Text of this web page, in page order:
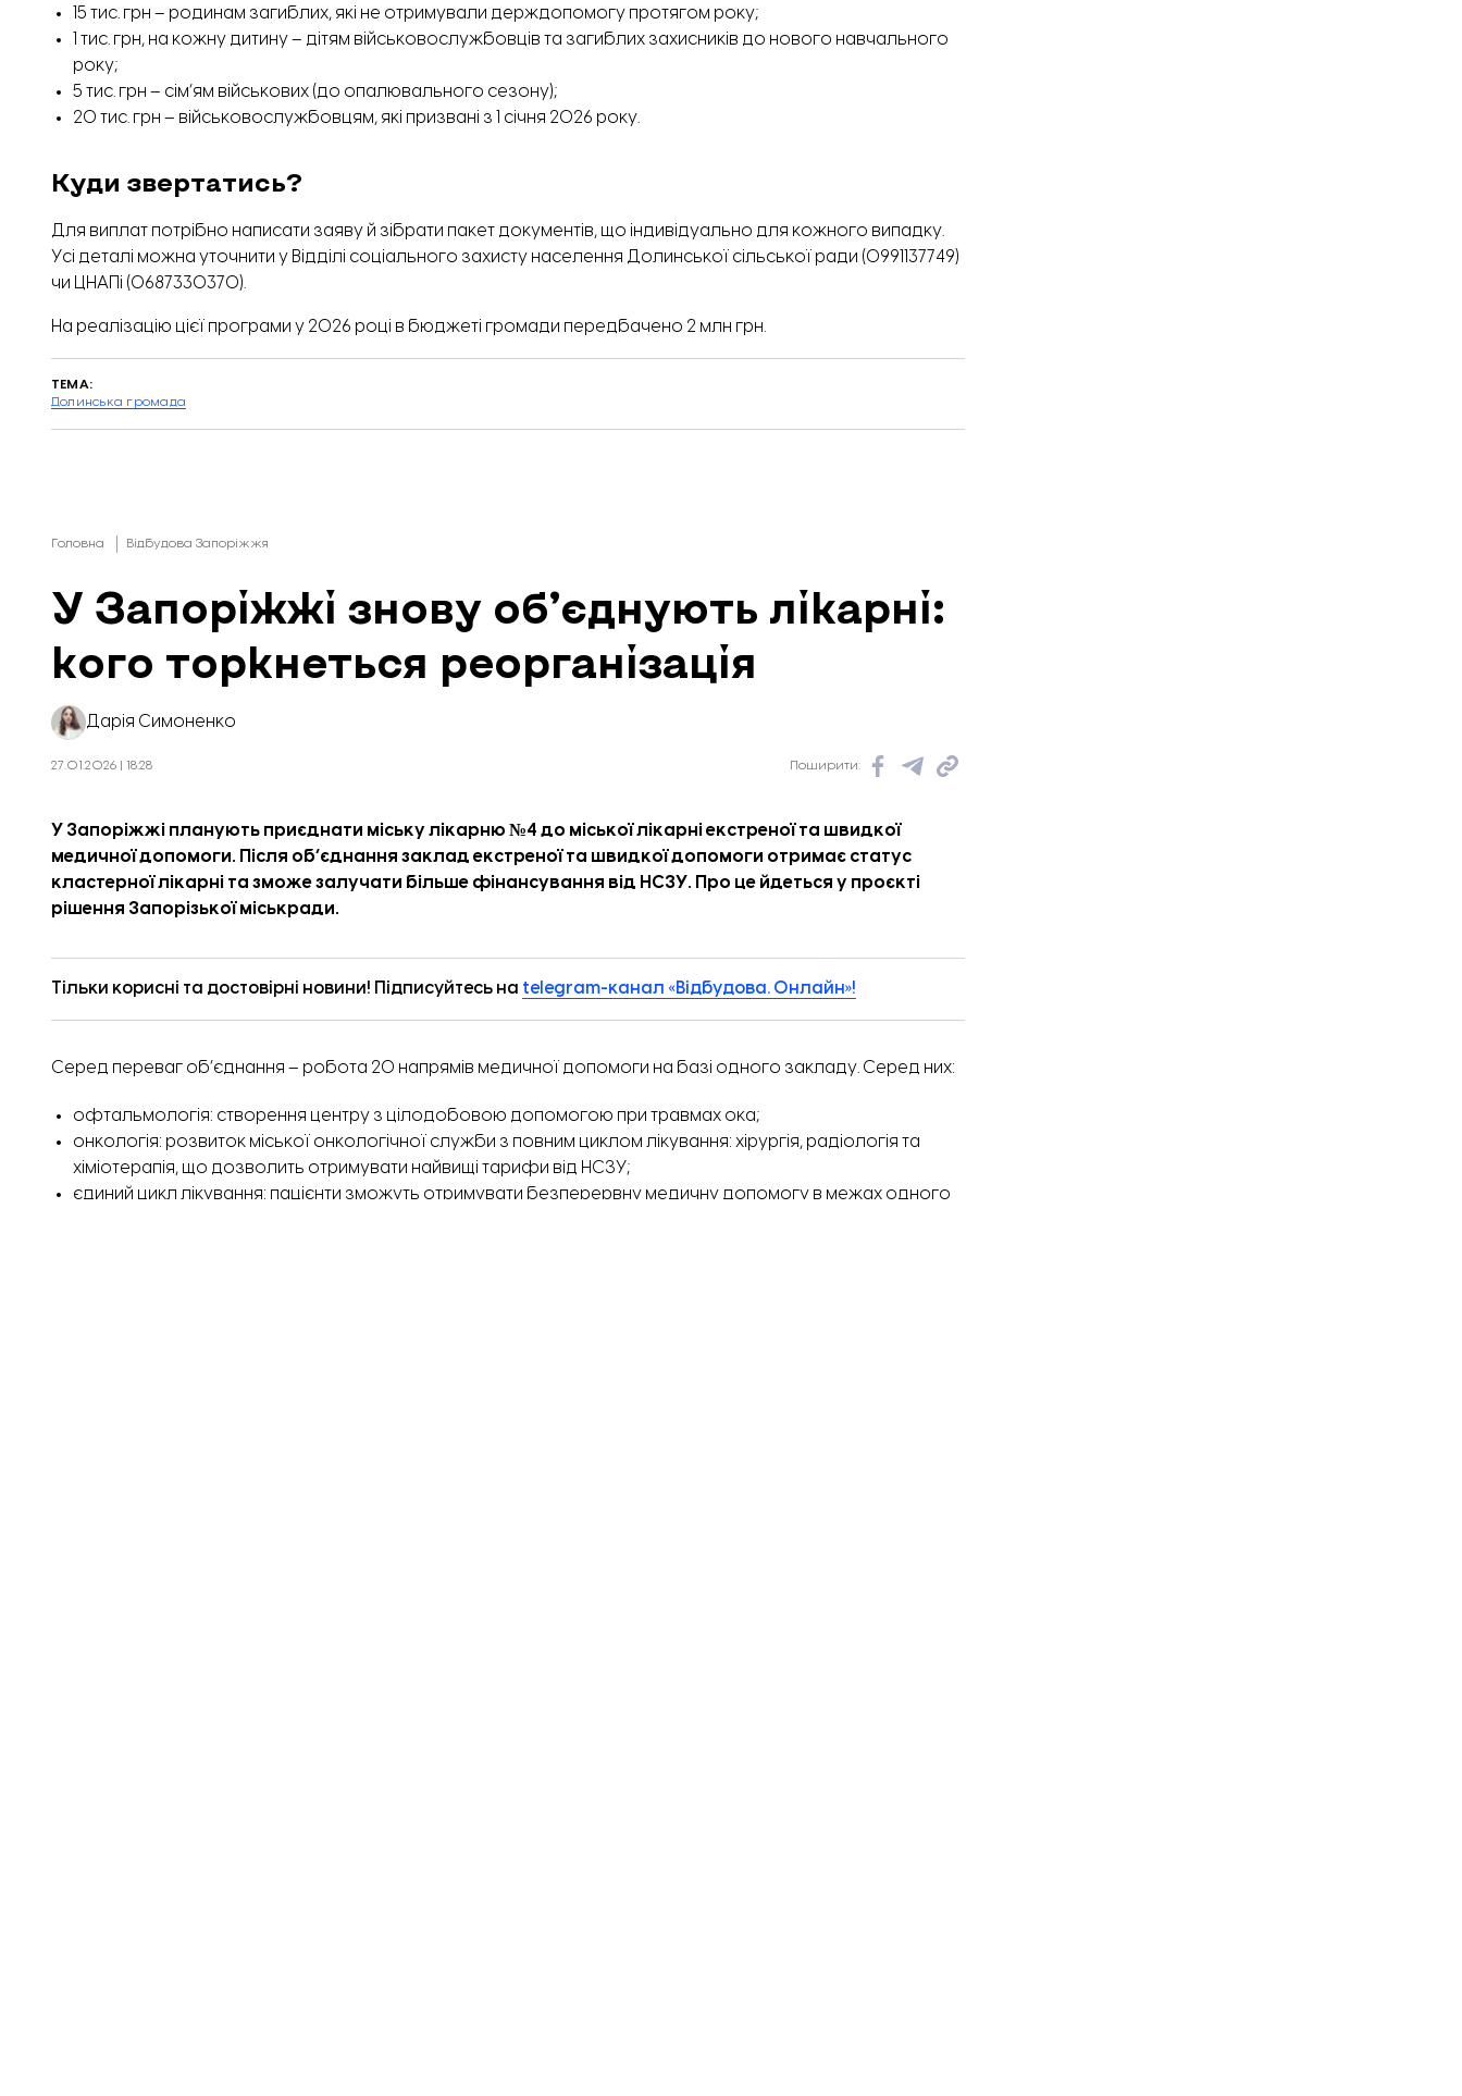
15 тис. грн – родинам загиблих, які не отримували держдопомогу протягом року;
1 тис. грн, на кожну дитину – дітям військовослужбовців та загиблих захисників до нового навчального
року;
5 тис. грн – сім’ям військових (до опалювального сезону);
20 тис. грн – військовослужбовцям, які призвані з 1 січня 2026 року.
Куди звертатись?
Для виплат потрібно написати заяву й зібрати пакет документів, що індивідуально для кожного випадку.
Усі деталі можна уточнити у Відділі соціального захисту населення Долинської сільської ради (0991137749)
чи ЦНАПі (0687330370).
На реалізацію цієї програми у 2026 році в бюджеті громади передбачено 2 млн грн.
ТЕМА:
Долинська громада
Головна Відбудова Запоріжжя
У Запоріжжі знову об’єднують лікарні:
кого торкнеться реорганізація
Дарія Симоненко
27.01.2026 | 18:28 Поширити:
У Запоріжжі планують приєднати міську лікарню №4 до міської лікарні екстреної та швидкої
медичної допомоги. Після об’єднання заклад екстреної та швидкої допомоги отримає статус
кластерної лікарні та зможе залучати більше фінансування від НСЗУ. Про це йдеться у проєкті
рішення Запорізької міськради.
Тільки корисні та достовірні новини! Підписуйтесь на telegram-канал «Відбудова. Онлайн»!
Серед переваг об’єднання – робота 20 напрямів медичної допомоги на базі одного закладу. Серед них:
офтальмологія: створення центру з цілодобовою допомогою при травмах ока;
онкологія: розвиток міської онкологічної служби з повним циклом лікування: хірургія, радіологія та
хіміотерапія, що дозволить отримувати найвищі тарифи від НСЗУ;
єдиний цикл лікування: пацієнти зможуть отримувати безперервну медичну допомогу в межах одного